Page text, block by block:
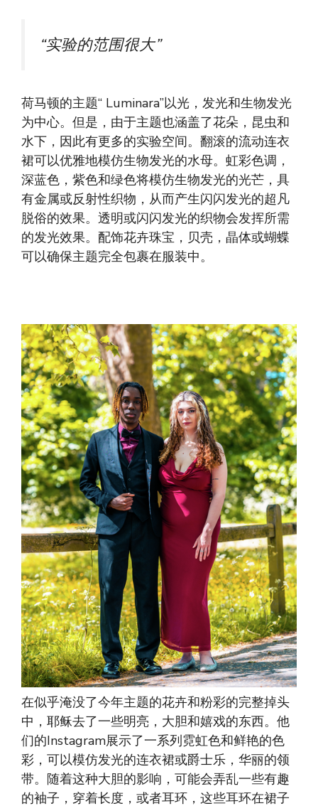
“实验的范围很大”
荷马顿的主题“ Luminara”以光，发光和生物发光
为中心。但是，由于主题也涵盖了花朵，昆虫和
水下，因此有更多的实验空间。翻滚的流动连衣
裙可以优雅地模仿生物发光的水母。虹彩色调，
深蓝色，紫色和绿色将模仿生物发光的光芒，具
有金属或反射性织物，从而产生闪闪发光的超凡
脱俗的效果。透明或闪闪发光的织物会发挥所需
的发光效果。配饰花卉珠宝，贝壳，晶体或蝴蝶
可以确保主题完全包裹在服装中。
在似乎淹没了今年主题的花卉和粉彩的完整掉头
中，耶稣去了一些明亮，大胆和嬉戏的东西。他
们的Instagram展示了一系列霓虹色和鲜艳的色
彩，可以模仿发光的连衣裙或爵士乐，华丽的领
带。随着这种大胆的影响，可能会弄乱一些有趣
的袖子，穿着长度，或者耳环，这些耳环在裙子